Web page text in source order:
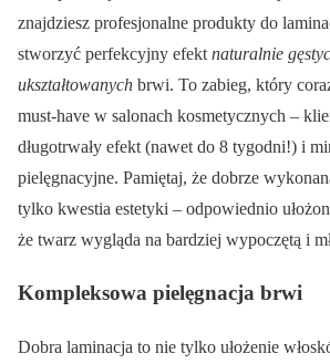
znajdziesz profesjonalne produkty do
stworzyć perfekcyjny efekt naturalnie
ukształtowanych brwi. To zabieg, który
must-have w salonach kosmetycznych –
długotrwały efekt (nawet do 8 tygodni!) i
pielęgnacyjne. Pamiętaj, że dobrze
tylko kwestia estetyki – odpowiednio
że twarz wygląda na bardziej wypoczętą i
Kompleksowa pielęgnacja brwi
Dobra laminacja to nie tylko ułożenie